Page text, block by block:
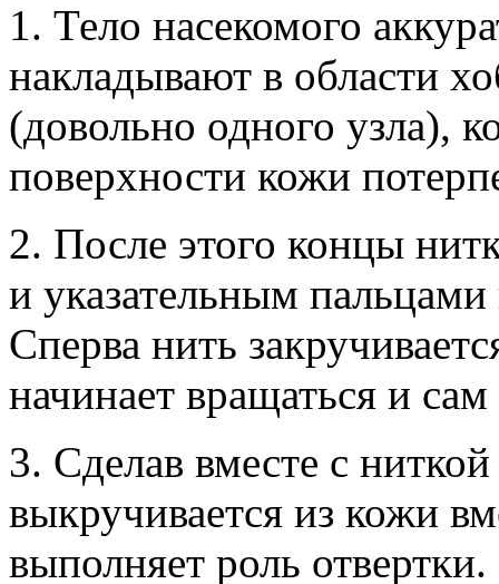
1. Тело насекомого
накладывают в области
(довольно одного узла),
поверхности кожи
2. После этого концы
и указательным
Сперва нить
начинает вращаться и
3. Сделав вместе с
выкручивается из кожи
выполняет роль